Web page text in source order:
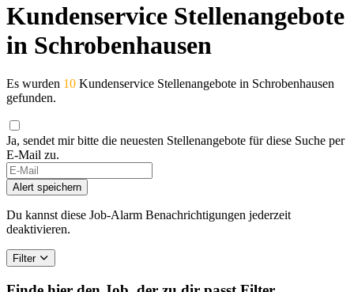
Kundenservice Stellenangebote
in Schrobenhausen
Es wurden 10 Kundenservice Stellenangebote in Schrobenhausen
gefunden.
Ja, sendet mir bitte die neuesten Stellenangebote für diese Suche per
E-Mail zu.
If
you
are
a
human,
this
field
Alert speichern
Du kannst diese Job-Alarm Benachrichtigungen jederzeit
deaktivieren.
Filter